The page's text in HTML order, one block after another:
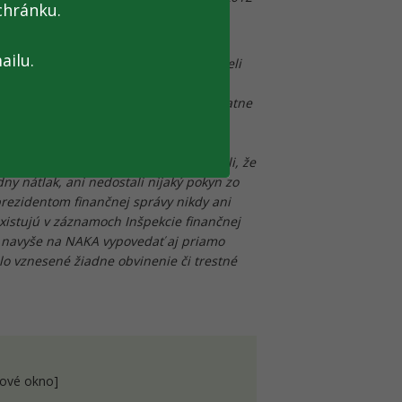
dopadla dobre a kontrolórky ju uzavreli
opakujeme, neexistovali žiadne
správcu dane (kontrolóri) samostatne
poriadok) a o zmene a doplnení
do priebehu daňových kontrol
zamestnankyne verejne deklarovali, že
nátlak, ani nedostali nijaký pokyn zo
finančnej správy nikdy ani
v záznamoch Inšpekcie finančnej
na NAKA vypovedať aj priamo
vznesené žiadne obvinenie či trestné
okno]